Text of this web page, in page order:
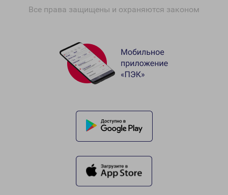
Все права защищены и охраняются законом